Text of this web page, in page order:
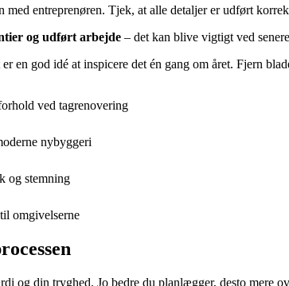
med entreprenøren. Tjek, at alle detaljer er udført
og udført arbejde – det kan blive vigtigt ved
en god idé at inspicere det én gang om året. Fjern
ved tagrenovering
nybyggeri
og stemning
omgivelserne
og din tryghed. Jo bedre du planlægger, desto